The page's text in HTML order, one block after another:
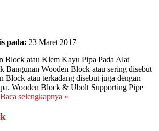
pada: 23 Maret 2017
Block atau Klem Kayu Pipa Pada Alat
Bangunan Wooden Block atau sering disebut
Block atau terkadang disebut juga dengan
Wooden Block & Ubolt Supporting Pipe
Baca selengkapnya »